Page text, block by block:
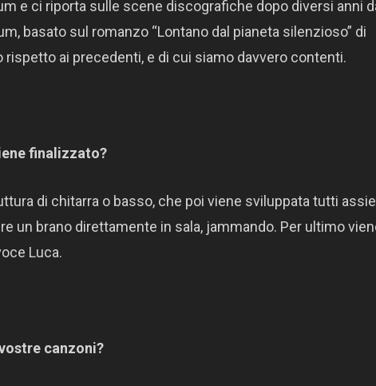
e ci riporta sulle scene discografiche dopo diversi anni
basato sul romanzo “Lontano dal pianeta silenzioso” di
rispetto ai precedenti, e di cui siamo davvero contenti.
finalizzato?
di chitarra o basso, che poi viene sviluppata tutti
un brano direttamente in sala, jammando. Per ultimo
Luca.
canzoni?